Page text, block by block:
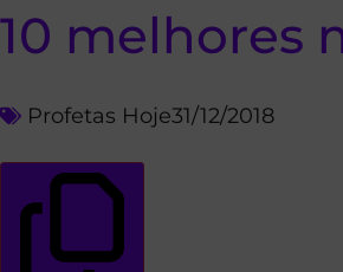
10 melhores
Profetas Hoje31/12/2018